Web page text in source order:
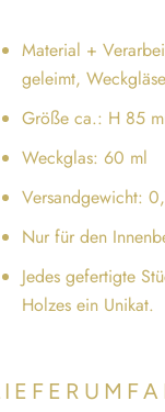
Material +
geleimt,
Größe ca.: H 85
Weckglas: 60 ml
Versandgewicht:
Nur für den
Jedes gefertigte
Holzes ein Unikat.